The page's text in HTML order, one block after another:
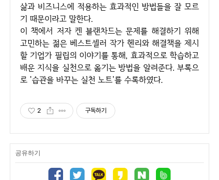
삶과 비즈니스에 적용하는 효과적인 방법들을 잘 모르
기 때문이라고 말한다.
이 책에서 저자 켄 블랜차드는 문제를 해결하기 위해
고민하는 젊은 베스트셀러 작가 헨리와 해결책을 제시
할 기업가 필립의 이야기를 통해, 효과적으로 학습하고
배운 지식을 실천으로 옮기는 방법을 알려준다. 부록으
로 '습관을 바꾸는 실천 노트'를 수록하였다.
2 구독하기
공유하기